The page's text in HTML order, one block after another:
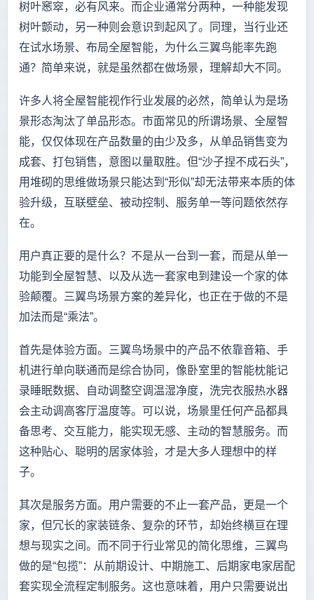
树叶窸窣，必有风来。而企业通常分两种，一种能发现
树叶颤动，另一种则会意识到起风了。同理，当行业还
在试水场景、布局全屋智能，为什么三翼鸟能率先跑
通？简单来说，就是虽然都在做场景，理解却大不同。
许多人将全屋智能视作行业发展的必然，简单认为是场
景形态淘汰了单品形态。市面常见的所谓场景、全屋智
能，仅仅体现在产品数量的由少及多，从单品销售变为
成套、打包销售，意图以量取胜。但“沙子捏不成石头”，
用堆砌的思维做场景只能达到“形似”却无法带来本质的体
验升级，互联壁垒、被动控制、服务单一等问题依然存
在。
用户真正要的是什么？不是从一台到一套，而是从单一
功能到全屋智慧、以及从选一套家电到建设一个家的体
验颠覆。三翼鸟场景方案的差异化，也正在于做的不是
加法而是“乘法”。
首先是体验方面。三翼鸟场景中的产品不依靠音箱、手
机进行单向联通而是综合协同，像卧室里的智能枕能记
录睡眠数据、自动调整空调温湿净度，洗完衣服热水器
会主动调高客厅温度等。可以说，场景里任何产品都具
备思考、交互能力，能实现无感、主动的智慧服务。而
这种贴心、聪明的居家体验，才是大多人理想中的样
子。
其次是服务方面。用户需要的不止一套产品，更是一个
家，但冗长的家装链条、复杂的环节，却始终横亘在理
想与现实之间。而不同于行业常见的简化思维，三翼鸟
做的是“包揽”：从前期设计、中期施工、后期家电家居配
套实现全流程定制服务。这也意味着，用户只需要说出